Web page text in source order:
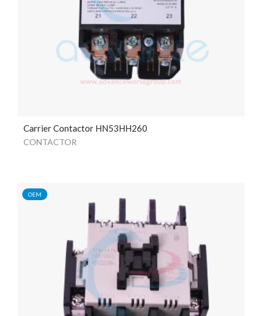
Carrier Contactor HN53HH260
CONTACTOR
OEM